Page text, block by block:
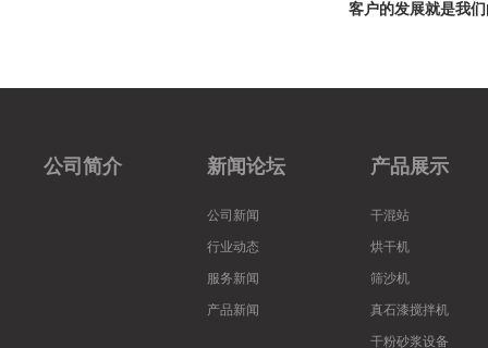
客户的发展就是我
公司简介 新闻论坛
公司新闻
行业动态
服务新闻
产品新闻
产品展示
干混站
烘干机
筛沙机
真石漆搅拌机
干粉砂浆设备